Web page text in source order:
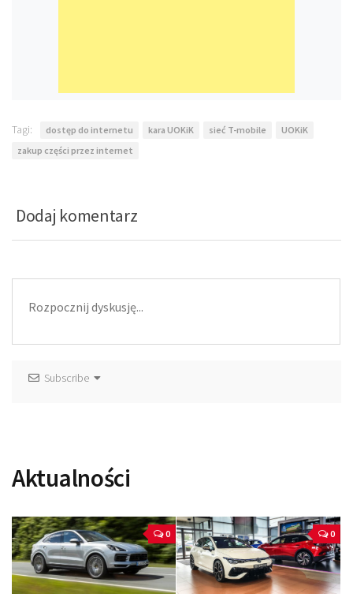
Tagi: dostęp do internetu kara UOKiK sieć T-mobile
UOKiK
zakup części przez internet
Dodaj komentarz
Subscribe
Aktualności
0 0